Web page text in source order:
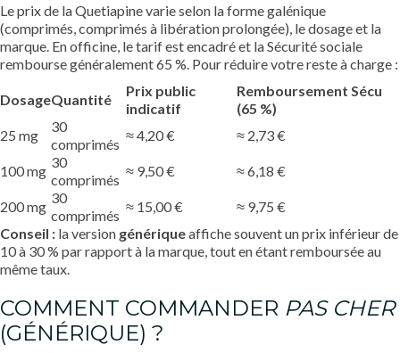
Le prix de la Quetiapine varie selon la forme galénique
(comprimés, comprimés à libération prolongée), le dosage et la
marque. En officine, le tarif est encadré et la Sécurité sociale
rembourse généralement 65 %. Pour réduire votre reste à charge :
DosageQuantité
Prix public
indicatif
Remboursement Sécu
(65 %)
25 mg
30
comprimés
≈ 4,20 € ≈ 2,73 €
100 mg
30
comprimés
≈ 9,50 € ≈ 6,18 €
200 mg
30
comprimés
≈ 15,00 €
≈ 9,75 €
Conseil : la version génériqueaffiche souvent un prix inférieur de
10 à 30 % par rapport à la marque, tout en étant remboursée au
même taux.
COMMENT COMMANDER PAS CHER
(GÉNÉRIQUE) ?